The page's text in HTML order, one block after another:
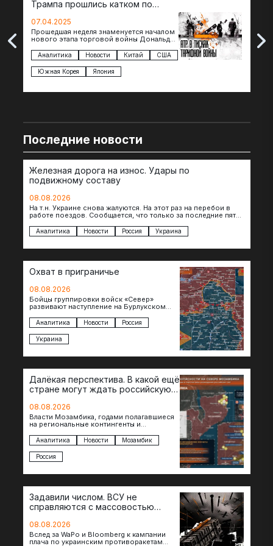
Трампа прошлись катком по
07.04.2025
Прошедшая неделя знаменуется началом
нового этапа торговой войны Дональда
импорта из более 100 стран…
Аналитика Новости Китай США
Южная Корея Япония
The
Последние новости
Железная дорога на износ. Удары по
подвижному составу
08.08.2026
На т.н. Украине снова жалуются. На этот раз на перебои в
работе поездов. Сообщается, что только за последние пять
Аналитика Новости Россия Украина
Охват в приграничье
08.08.2026
Бойцы группировки войск «Север»
развивают наступление на Бурлукском
теснят противника сразу на нескольких
участках, создавая угрозу охвата…
Аналитика Новости Россия
Украина
Далёкая перспектива. В какой ещё
стране могут ждать российскую
08.08.2026
Власти Мозамбика, годами полагавшиеся
на региональные контингенты и
обращаются к российской стороне за
консультациями в…
Аналитика Новости Мозамбик
Россия
Задавили числом. ВСУ не
справляются с массовостью
08.08.2026
Вслед за WaPo и Bloomberg к кампании
плача по украинским противоракетам